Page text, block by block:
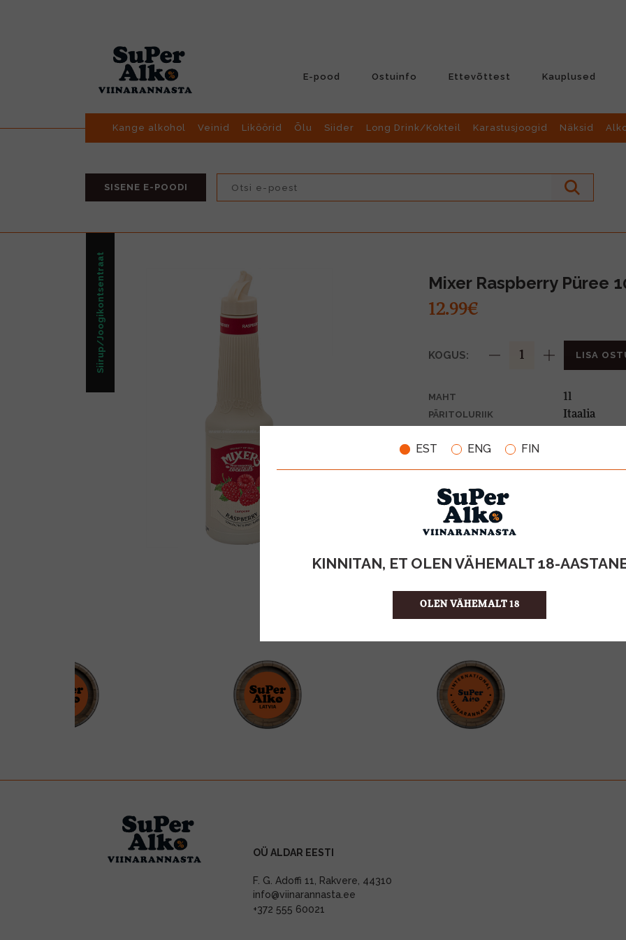
EST ENG FIN
KINNITAN, ET OLEN VÄHEMALT 18-
OLEN VÄHEMALT 18
E-pood Ostuinfo Ettevõttest Kauplused
Kange alkohol Veinid Liköörid Õlu Siider Long Drink/Kokteil Karastusjoogid Näksid
SISENE E-POODI
Siirup/Joogikontsentraat Mixer Raspberry Püree
12.99€
KOGUS: LISA
MAHT 1l
PÄRITOLURIIK Itaalia
ÜHIKU HIND
KOOD
OÜ ALDAR EESTI
F. G. Adoffi 11, Rakvere, 44310
info@viinarannasta.ee
+372 555 60021